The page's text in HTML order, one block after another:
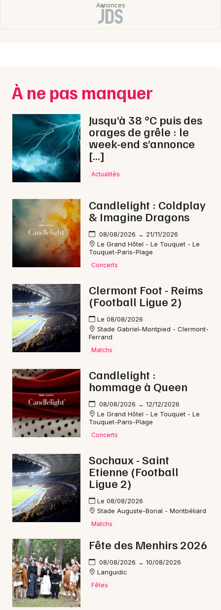
Choisir mes départements
Mon email
Je m'abonne
À ne pas manquer
Jusqu’à 38 °C puis des
orages de grêle : le
week-end s’annonce
[…]
Actualités
Candlelight : Coldplay
& Imagine Dragons
08/08/2026 → 21/11/2026
Le Grand Hôtel - Le Touquet - Le
Touquet-Paris-Plage
Concerts
Clermont Foot - Reims
(Football Ligue 2)
Le 08/08/2026
Stade Gabriel-Montpied - Clermont-
Ferrand
Matchs
Candlelight :
hommage à Queen
08/08/2026 → 12/12/2026
Le Grand Hôtel - Le Touquet - Le
Touquet-Paris-Plage
Concerts
Sochaux - Saint
Etienne (Football
Ligue 2)
Le 08/08/2026
Stade Auguste-Bonal - Montbéliard
Matchs
Fête des Menhirs 2026
08/08/2026 → 10/08/2026
Languidic
Fêtes